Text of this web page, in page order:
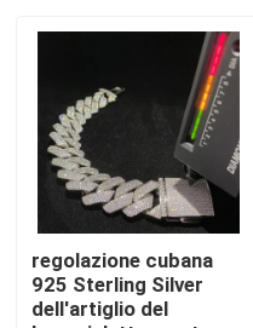
Casa
Circa noi
regolazione cubana
925 Sterling Silver
dell'artiglio del